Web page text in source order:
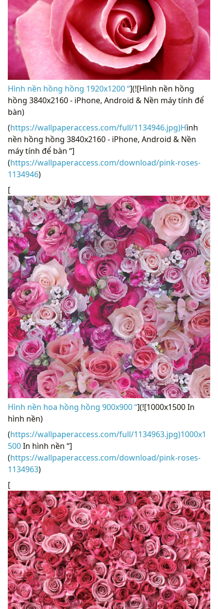
Hình nền hồng hồng 1920x1200 “](![Hình nền hồng
hồng 3840x2160 - iPhone, Android & Nền máy tính để
bàn)
(https://wallpaperaccess.com/full/1134946.jpg)Hình
nền hồng hồng 3840x2160 - iPhone, Android & Nền
máy tính để bàn “]
(https://wallpaperaccess.com/download/pink-roses-
1134946)
[
Hình nền hoa hồng hồng 900x900 “](![1000x1500 In
hình nền)
(https://wallpaperaccess.com/full/1134963.jpg)1000x1
500In hình nền “]
(https://wallpaperaccess.com/download/pink-roses-
1134963)
[